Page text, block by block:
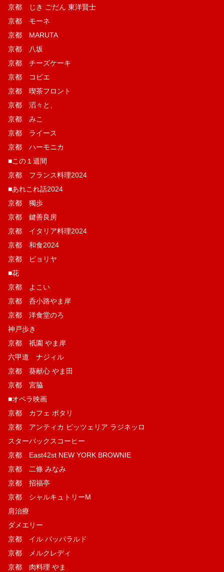
京都 じき ごだん 東洋賢士
京都 モーネ
京都 MARUTA
京都 八坂
京都 チーズケーキ
京都 コピエ
京都 喫茶フロント
京都 滔々と、
京都 みこ
京都 ライース
京都 ハーモニカ
■この１週間
京都 フランス料理2024
■あれこれ話2024
京都 獨歩
京都 鍵善良房
京都 イタリア料理2024
京都 和食2024
京都 ピョリヤ
■花
京都 よこい
京都 呑小路やま岸
京都 洋食堂のろ
神戸歩き
京都 祇園 やま岸
六甲道 ナジィル
京都 葵献心 やま田
京都 宮脇
■オペラ映画
京都 カフェ ポタリ
京都 アンティカ ピッツェリア ラジネッロ
スターバックスコーヒー
京都 East42st NEW YORK BROWNIE
京都 二條 みなみ
京都 招福亭
京都 シャルキュトリーM
肩治療
ダメエリー
京都 イル パッパラルド
京都 メルクレディ
京都 肉料理 やま